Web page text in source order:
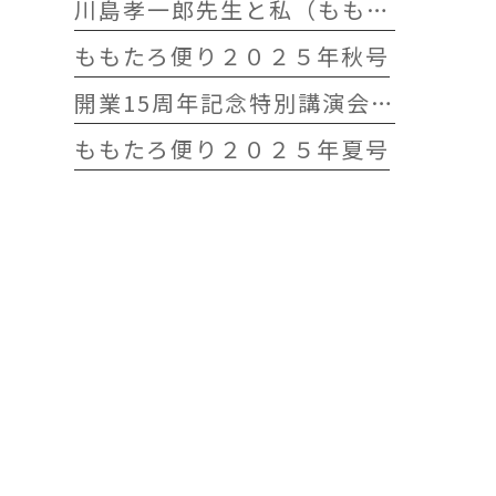
川島孝一郎先生と私（ももたろう往診クリニック開院15周年記念特別講演会）
ももたろ便り２０２５年秋号
開業15周年記念特別講演会 開催します
ももたろ便り２０２５年夏号